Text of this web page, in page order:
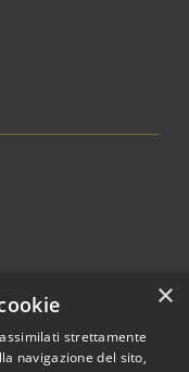
×
strettamente
navigazione del sito,